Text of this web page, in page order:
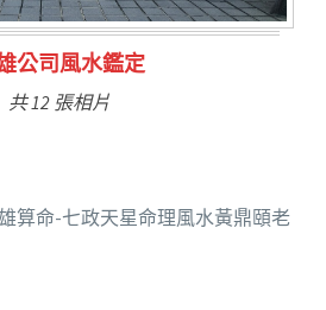
福主量子生基造命
共 6 張相片
算命-七政天星命理風水黃鼎頤老